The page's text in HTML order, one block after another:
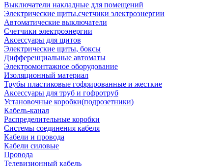
Выключатели накладные для помещений
Электрические щиты,счетчики электроэнергии
Автоматические выключатели
Счетчики электроэнергии
Аксессуары для щитов
Электрические щиты, боксы
Дифференциальные автоматы
Электромонтажное оборудование
Изоляционный материал
Трубы пластиковые гофрированные и жесткие
Аксессуары для труб и гофротруб
Установочные коробки(подрозетники)
Кабель-канал
Распределительные коробки
Системы соединения кабеля
Кабели и провода
Кабели силовые
Провода
Телевизионный кабель